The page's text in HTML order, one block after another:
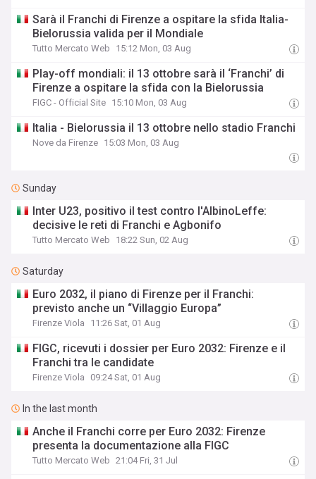
Sarà il Franchi di Firenze a ospitare la sfida Italia-
Bielorussia valida per il Mondiale
Tutto Mercato Web 15:12 Mon, 03 Aug
Play-off mondiali: il 13 ottobre sarà il ‘Franchi’ di
Firenze a ospitare la sfida con la Bielorussia
FIGC - Official Site 15:10 Mon, 03 Aug
Italia - Bielorussia il 13 ottobre nello stadio Franchi
Nove da Firenze 15:03 Mon, 03 Aug
Sunday
Inter U23, positivo il test contro l'AlbinoLeffe:
decisive le reti di Franchi e Agbonifo
Tutto Mercato Web 18:22 Sun, 02 Aug
Saturday
Euro 2032, il piano di Firenze per il Franchi:
previsto anche un “Villaggio Europa”
Firenze Viola 11:26 Sat, 01 Aug
FIGC, ricevuti i dossier per Euro 2032: Firenze e il
Franchi tra le candidate
Firenze Viola 09:24 Sat, 01 Aug
In the last month
Anche il Franchi corre per Euro 2032: Firenze
presenta la documentazione alla FIGC
Tutto Mercato Web 21:04 Fri, 31 Jul